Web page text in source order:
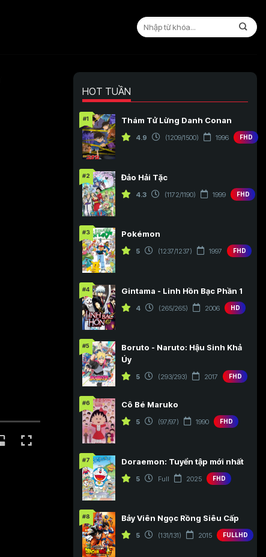
HOT TUẦN
#1 Thám Tử Lừng Danh Conan
4.9 (1209/1500) 1996 FHD
#2 Đảo Hải Tặc
4.3 (1172/1190) 1999 FHD
#3 Pokémon
5 (1237/1237) 1997 FHD
#4 Gintama - Linh Hồn Bạc Phần 1
4 (265/265) 2006 HD
#5
Boruto - Naruto: Hậu Sinh Khả
Úy
5 (293/293) 2017 FHD
#6 Cô Bé Maruko
5 (97/97) 1990 FHD
#7 Doraemon: Tuyển tập mới nhất
5 Full 2025 FHD
#8 Bảy Viên Ngọc Rồng Siêu Cấp
5 (131/131) 2015 FULLHD